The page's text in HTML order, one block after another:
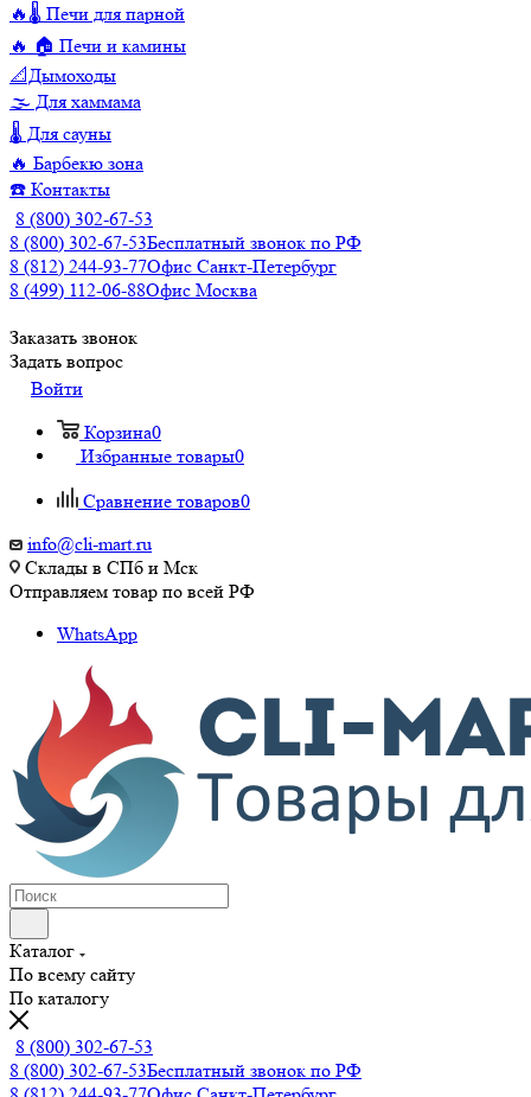
🔥🌡️ Печи для парной
🔥 🏠 Печи и камины
📐Дымоходы
🌫️ Для хаммама
🌡️ Для сауны
🔥 Барбекю зона
☎️ Контакты
8 (800) 302-67-53
8 (800) 302-67-53Бесплатный звонок по РФ
8 (812) 244-93-77Офис Санкт-Петербург
8 (499) 112-06-88Офис Москва
Заказать звонок
Задать вопрос
Войти
Корзина0
Избранные товары0
Сравнение товаров0
info@cli-mart.ru
Склады в СПб и Мск
Отправляем товар по всей РФ
WhatsApp
Каталог
По всему сайту
По каталогу
8 (800) 302-67-53
8 (800) 302-67-53Бесплатный звонок по РФ